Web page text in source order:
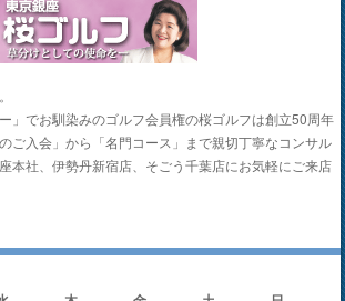
」でお馴染みのゴルフ会員権の桜ゴルフは創立50周年
ご入会」から「名門コース」まで親切丁寧なコンサル
本社、伊勢丹新宿店、そごう千葉店にお気軽にご来店